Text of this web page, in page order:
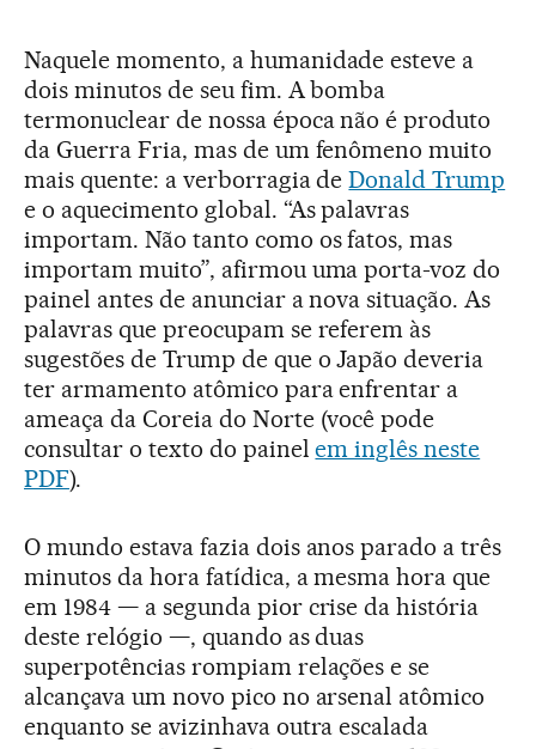
Naquele momento, a humanidade esteve a
dois minutos de seu fim. A bomba
termonuclear de nossa época não é produto
da Guerra Fria, mas de um fenômeno muito
mais quente: a verborragia deDonald Trump
e o aquecimento global. “As palavras
importam. Não tanto como os fatos, mas
importam muito”, afirmou uma porta-voz do
painel antes de anunciar a nova situação. As
palavras que preocupam se referem às
sugestões de Trump de que o Japão deveria
ter armamento atômico para enfrentar a
ameaça da Coreia do Norte (você pode
consultar o texto do painelem inglês neste
PDF).
O mundo estava fazia dois anos parado a três
minutos da hora fatídica, a mesma hora que
em 1984 — a segunda pior crise da história
deste relógio —, quando as duas
superpotências rompiam relações e se
alcançava um novo pico no arsenal atômico
enquanto se avizinhava outra escalada